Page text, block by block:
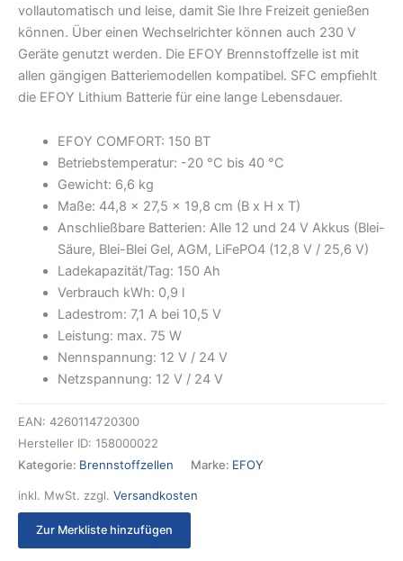
vollautomatisch und leise, damit Sie Ihre Freizeit genießen
können. Über einen Wechselrichter können auch 230 V
Geräte genutzt werden. Die EFOY Brennstoffzelle ist mit
allen gängigen Batteriemodellen kompatibel. SFC empfiehlt
die EFOY Lithium Batterie für eine lange Lebensdauer.
EFOY COMFORT: 150 BT
Betriebstemperatur: -20 °C bis 40 °C
Gewicht: 6,6 kg
Maße: 44,8 x 27,5 x 19,8 cm (B x H x T)
Anschließbare Batterien: Alle 12 und 24 V Akkus (Blei-
Säure, Blei-Blei Gel, AGM, LiFePO4 (12,8 V / 25,6 V)
Ladekapazität/Tag: 150 Ah
Verbrauch kWh: 0,9 l
Ladestrom: 7,1 A bei 10,5 V
Leistung: max. 75 W
Nennspannung: 12 V / 24 V
Netzspannung: 12 V / 24 V
EAN: 4260114720300
Hersteller ID: 158000022
Kategorie: Brennstoffzellen Marke: EFOY
inkl. MwSt. zzgl. Versandkosten
Zur Merkliste hinzufügen